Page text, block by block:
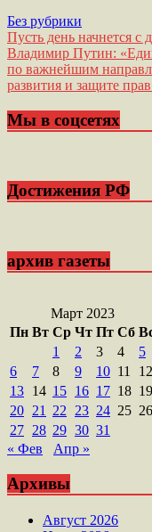
Без рубрики
Навигация
по
записям
Пусть день начнется с
Владимир Путин:
по важнейшим
развития и защите
Мы в соцсетях
Достижения РФ
архив газеты
Март 2023
Пн Вт Ср Чт Пт Сб
1
2 3 4
5
6
7 8 9 10 11
12
13 14 15 16 17 18 19
20 21 22 23 24 25 26
27 28 29 30 31
« Фев
Апр »
Архивы
Август 2026